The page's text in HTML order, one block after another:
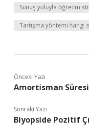
Sunuş yoluyla öğretim
Tartışma yöntemi hangi
Önceki Yazı
Amortisman
Sonraki Yazı
Biyopside Pozitif